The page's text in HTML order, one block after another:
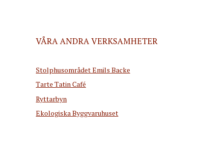
VÅRA ANDRA VERKSAMHETER
Stolphusområdet Emils Backe
Tarte Tatin Café
Ryttarbyn
Ekologiska Byggvaruhuset